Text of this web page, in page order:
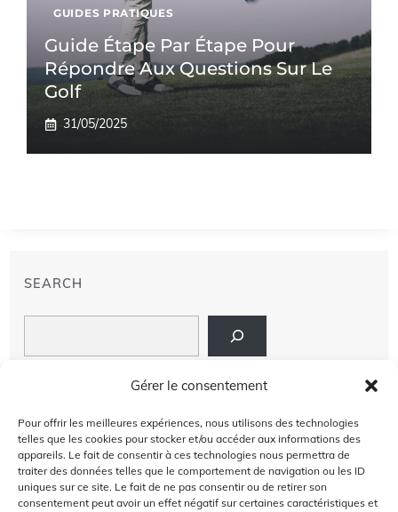
Gérer le consentement
Pour offrir les meilleures expériences, nous utilisons des technologies
telles que les cookies pour stocker et/ou accéder aux informations des
appareils. Le fait de consentir à ces technologies nous permettra de
traiter des données telles que le comportement de navigation ou les ID
uniques sur ce site. Le fait de ne pas consentir ou de retirer son
consentement peut avoir un effet négatif sur certaines caractéristiques et
GUIDES PRATIQUES
Guide Étape Par Étape Pour
Répondre Aux Questions Sur Le
Golf
31/05/2025
SEARCH
À PROPOS DE NOUS
AVIS DE NON-RESPONSABILITÉ